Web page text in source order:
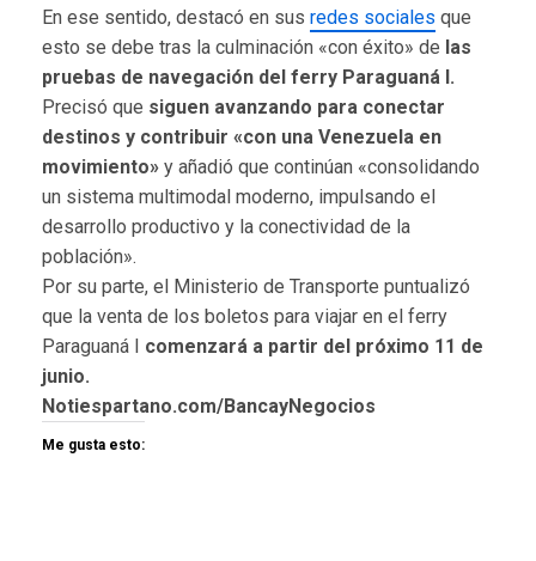
En ese sentido, destacó en sus redes sociales que
esto se debe tras la culminación «con éxito» de las
pruebas de navegación del ferry Paraguaná I.
Precisó que siguen avanzando para conectar
destinos y contribuir «con una Venezuela en
movimiento» y añadió que continúan «consolidando
un sistema multimodal moderno, impulsando el
desarrollo productivo y la conectividad de la
población».
Por su parte, el Ministerio de Transporte puntualizó
que la venta de los boletos para viajar en el ferry
Paraguaná I comenzará a partir del próximo 11 de
junio.
Notiespartano.com/BancayNegocios
Me gusta esto: